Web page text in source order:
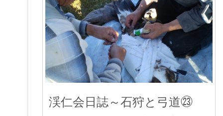
渓仁会日誌～石狩と弓道㉓